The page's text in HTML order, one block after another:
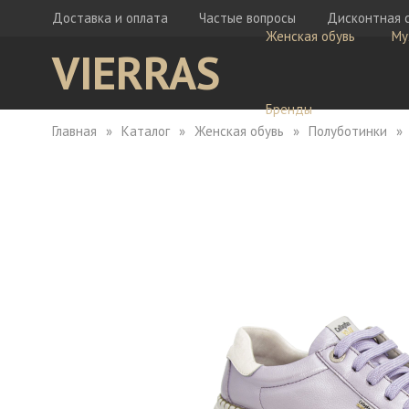
Доставка и оплата Частые вопросы Дисконтная
VIERRAS
Женская обувь
Ботфорты
Туфли
Бренды
Главная Каталог Женская обувь Полуботинки